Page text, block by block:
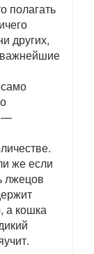
полагать
других,
—
же если
лжецов
а кошка